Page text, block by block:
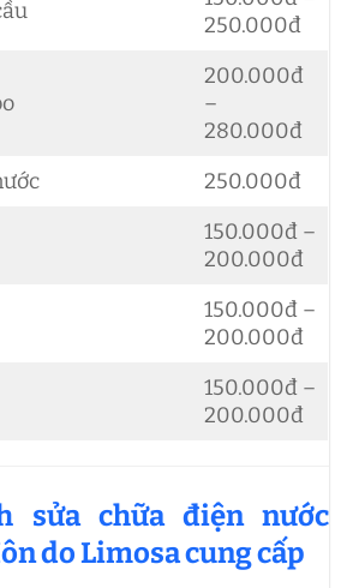
250.000đ
200.000đ
–
280.000đ
250.000đ
150.000đ –
200.000đ
150.000đ –
200.000đ
150.000đ –
200.000đ
sửa chữa điện nước
do Limosa cung cấp